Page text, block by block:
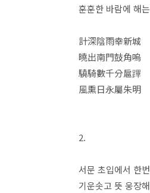
훈훈한 바람에 해
計深陰雨幸新城
曉出南門鼓角嗚
驍騎數千分扈蹕
風熏日永屬朱明
2.
서문 초입에서 한
기운솟고 뜻 웅장